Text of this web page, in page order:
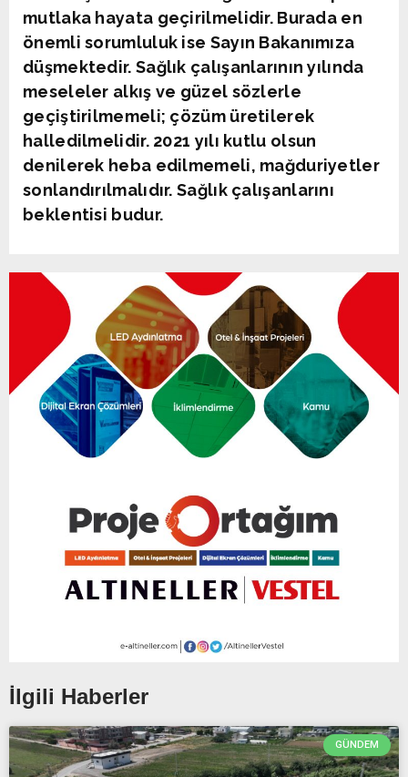
mutlaka hayata geçirilmelidir. Burada en
önemli sorumluluk ise Sayın Bakanımıza
düşmektedir. Sağlık çalışanlarının yılında
meseleler alkış ve güzel sözlerle
geçiştirilmemeli; çözüm üretilerek
halledilmelidir. 2021 yılı kutlu olsun
denilerek heba edilmemeli, mağduriyetler
sonlandırılmalıdır. Sağlık çalışanlarını
beklentisi budur.
İlgili Haberler
GÜNDEM